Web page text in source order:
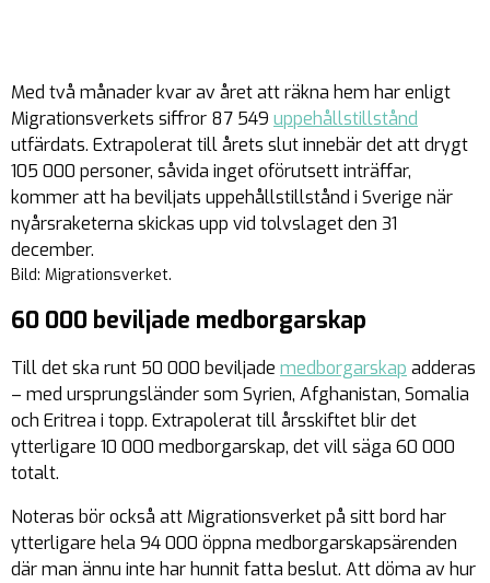
Med två månader kvar av året att räkna hem har enligt
Migrationsverkets siffror 87 549 uppehållstillstånd
utfärdats. Extrapolerat till årets slut innebär det att drygt
105 000 personer, såvida inget oförutsett inträffar,
kommer att ha beviljats uppehållstillstånd i Sverige när
nyårsraketerna skickas upp vid tolvslaget den 31
december.
Bild: Migrationsverket.
60 000 beviljade medborgarskap
Till det ska runt 50 000 beviljade medborgarskap adderas
– med ursprungsländer som Syrien, Afghanistan, Somalia
och Eritrea i topp. Extrapolerat till årsskiftet blir det
ytterligare 10 000 medborgarskap, det vill säga 60 000
totalt.
Noteras bör också att Migrationsverket på sitt bord har
ytterligare hela 94 000 öppna medborgarskapsärenden
där man ännu inte har hunnit fatta beslut. Att döma av hur